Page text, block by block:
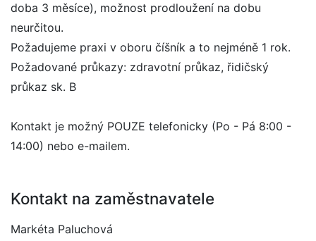
doba 3 měsíce), možnost prodloužení na dobu
neurčitou.
Požadujeme praxi v oboru číšník a to nejméně 1 rok.
Požadované průkazy: zdravotní průkaz, řidičský
průkaz sk. B
Kontakt je možný POUZE telefonicky (Po - Pá 8:00 -
14:00) nebo e-mailem.
Kontakt na zaměstnavatele
Markéta Paluchová